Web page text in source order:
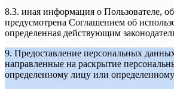
8.3. иная информация о Пользователе,
предусмотрена Соглашением об
определенная действующим
9. Предоставление персональных
направленные на раскрытие
определенному лицу или